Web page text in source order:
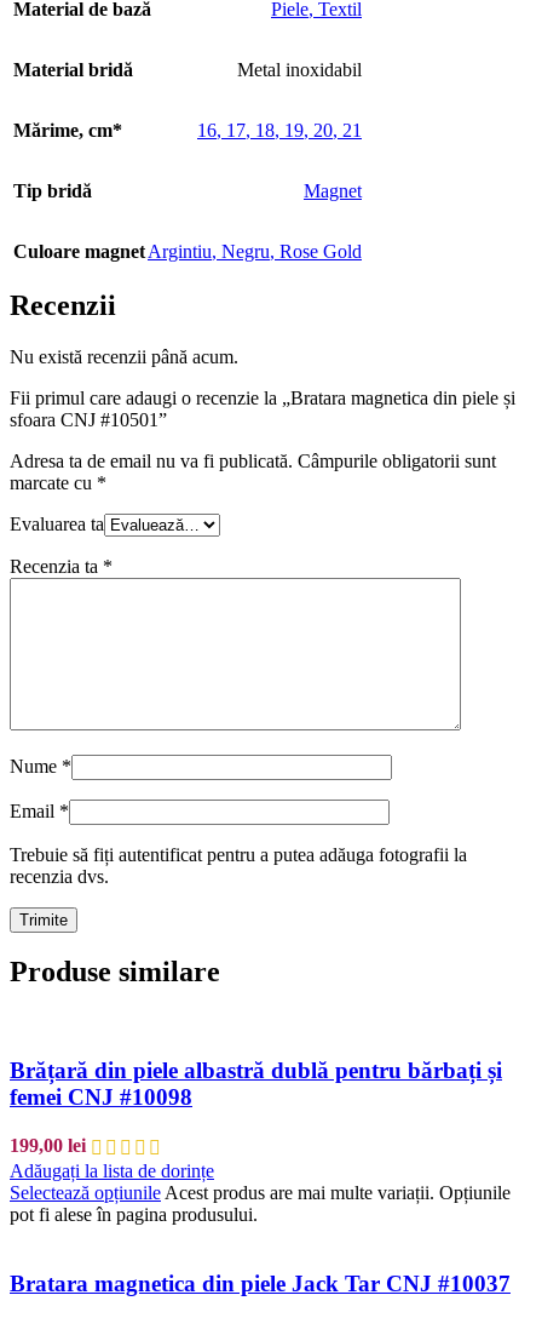
Material de bază Piele, Textil
Material bridă Metal inoxidabil
Mărime, cm* 16, 17, 18, 19, 20, 21
Tip bridă Magnet
Culoare magnetArgintiu, Negru, Rose Gold
Recenzii
Nu există recenzii până acum.
Fii primul care adaugi o recenzie la „Bratara magnetica din piele și
sfoara CNJ #10501”
Adresa ta de email nu va fi publicată. Câmpurile obligatorii sunt
marcate cu *
Evaluarea ta
Recenzia ta *
Nume *
Email *
Trebuie să fiți autentificat pentru a putea adăuga fotografii la
recenzia dvs.
Produse similare
Brățară din piele albastră dublă pentru bărbați și
femei CNJ #10098
199,00 lei
Adăugați la lista de dorințe
Selectează opțiunile Acest produs are mai multe variații. Opțiunile
pot fi alese în pagina produsului.
Bratara magnetica din piele Jack Tar CNJ #10037